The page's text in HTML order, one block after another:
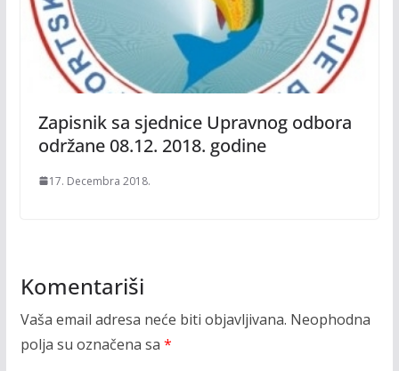
Zapisnik sa sjednice Upravnog odbora
održane 08.12. 2018. godine
17. Decembra 2018.
Komentariši
Vaša email adresa neće biti objavljivana. Neophodna
polja su označena sa *